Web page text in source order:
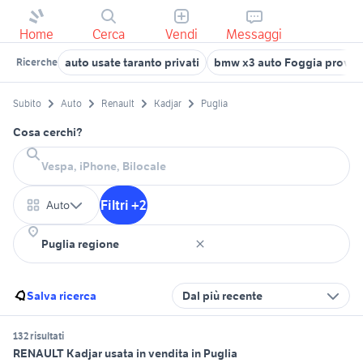
Home Cerca Vendi Messaggi
Ricerche auto usate taranto privati bmw x3 auto Foggia
Subito Auto Renault Kadjar Puglia
Cosa cerchi?
Auto Filtri +2
Salva ricerca Dal più recente
132 risultati
RENAULT Kadjar usata in vendita in Puglia